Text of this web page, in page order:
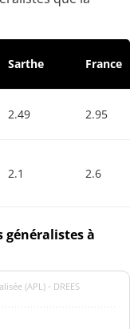
Sarthe France
2.49 2.95
2.1 2.6
généralistes à
(APL) - DREES